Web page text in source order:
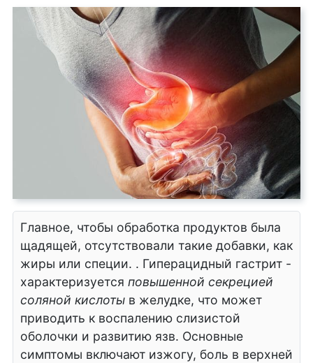
Главное, чтобы обработка продуктов была
щадящей, отсутствовали такие добавки, как
жиры или специи. . Гиперацидный гастрит -
характеризуется повышенной секрецией
соляной кислотыв желудке, что может
приводить к воспалению слизистой
оболочки и развитию язв. Основные
симптомы включают изжогу, боль в верхней